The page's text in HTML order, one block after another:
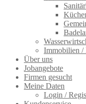
Immobilien /
Über uns
Jobangebote
Firmen gesucht
Meine Daten
Login /